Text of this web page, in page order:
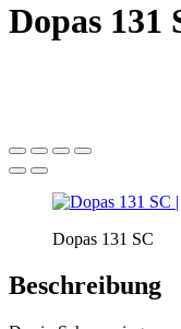
Dopas 131
Dopas 131 SC
Beschreibung